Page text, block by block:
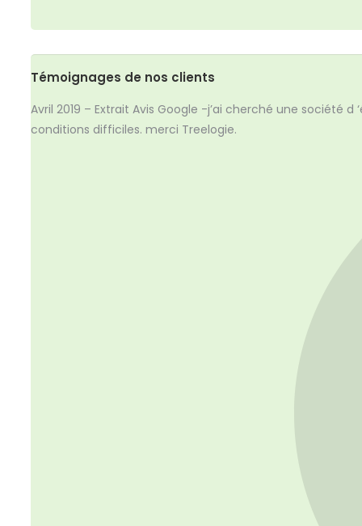
Témoignages de nos clients
Avril 2019 – Extrait Avis Google -j’ai cherché une société
conditions difficiles. merci Treelogie.